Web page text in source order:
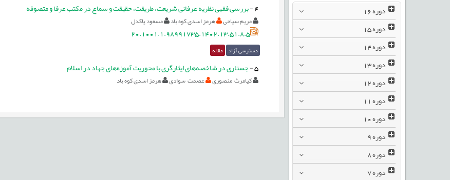
دوره
دوره
دوره
دوره
دوره
دوره
دوره
دوره
دوره
دوره
4
-بررسی فقهی نظریه عرفانی شریعت، طریقت، حقیقت و سماع در مکتب عرفا و متصوفه
مریم سیاحی هرمز اسدی کوه باد مسعود پاکدل
20.1001.1.98991735.1402.13.51.8.5
دسترسی آزاد مقاله
5
-جستاری در شاخصه‌های ایثارگری با محوریت آموزه‌های جهاد در اسلام
کیامرث منصوری عصمت سوادی هرمز اسدی کوه باد